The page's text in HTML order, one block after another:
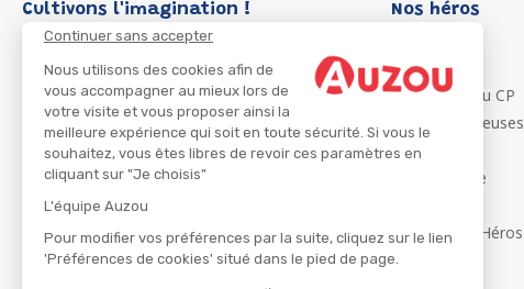
Continuer sans accepter
Nous utilisons des cookies afin de
vous accompagner au mieux lors de
votre visite et vous proposer ainsi la
meilleure expérience qui soit en toute sécurité. Si vous le
souhaitez, vous êtes libres de revoir ces paramètres en
cliquant sur "Je choisis"
L'équipe Auzou
Pour modifier vos préférences par la suite, cliquez sur le lien
'Préférences de cookies' situé dans le pied de page.
Cultivons l'imagination ! Nos héros
P'tit Loup
Les Héros du CP
Les Influenceuses
Migali
Petite Taupe
Ma Boîte à Héros